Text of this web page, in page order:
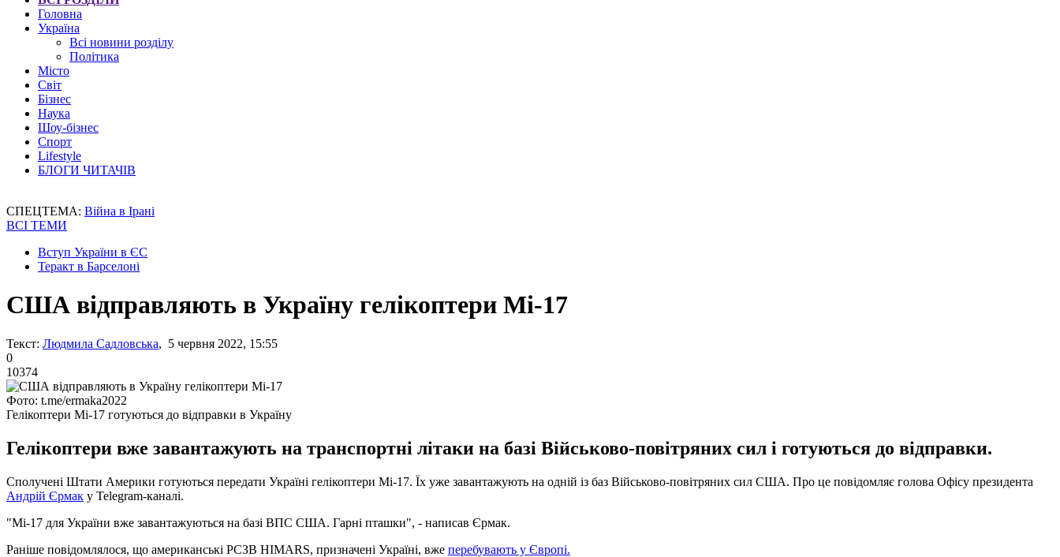
Головна
Україна
Всі новини розділу
Політика
Місто
Світ
Бізнес
Наука
Шоу-бізнес
Спорт
Lifestyle
БЛОГИ ЧИТАЧІВ
СПЕЦТЕМА: Війна в Ірані
ВСІ ТЕМИ
Вступ України в ЄС
Теракт в Барселоні
США відправляють в Україну гелікоптери Мі-17
Текст: Людмила Садловська, 5 червня 2022, 15:55
0
10374
Фото: t.me/ermaka2022
Гелікоптери Мі-17 готуються до відправки в Україну
Гелікоптери вже завантажують на транспортні літаки на базі Військово-повітряних сил і готуються до відправки.
Сполучені Штати Америки готуються передати Україні гелікоптери Мі-17. Їх уже завантажують на одній із баз Військово-повітряних сил США. Про це повідомляє голова Офісу президента
Андрій Єрмак у Telegram-каналі.
"Мі-17 для України вже завантажуються на базі ВПС США. Гарні пташки", - написав Єрмак.
Раніше повідомлялося, що американські РСЗВ HIMARS, призначені Україні, вже перебувають у Європі.